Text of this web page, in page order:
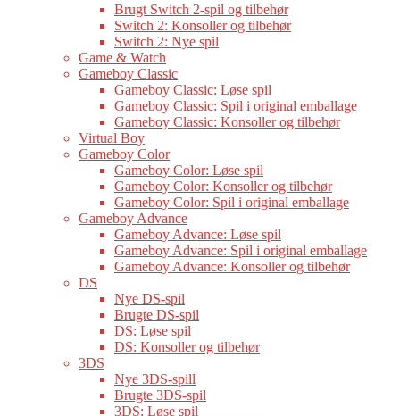
Brugt Switch 2-spil og tilbehør
Switch 2: Konsoller og tilbehør
Switch 2: Nye spil
Game & Watch
Gameboy Classic
Gameboy Classic: Løse spil
Gameboy Classic: Spil i original emballage
Gameboy Classic: Konsoller og tilbehør
Virtual Boy
Gameboy Color
Gameboy Color: Løse spil
Gameboy Color: Konsoller og tilbehør
Gameboy Color: Spil i original emballage
Gameboy Advance
Gameboy Advance: Løse spil
Gameboy Advance: Spil i original emballage
Gameboy Advance: Konsoller og tilbehør
DS
Nye DS-spil
Brugte DS-spil
DS: Løse spil
DS: Konsoller og tilbehør
3DS
Nye 3DS-spill
Brugte 3DS-spil
3DS: Løse spil